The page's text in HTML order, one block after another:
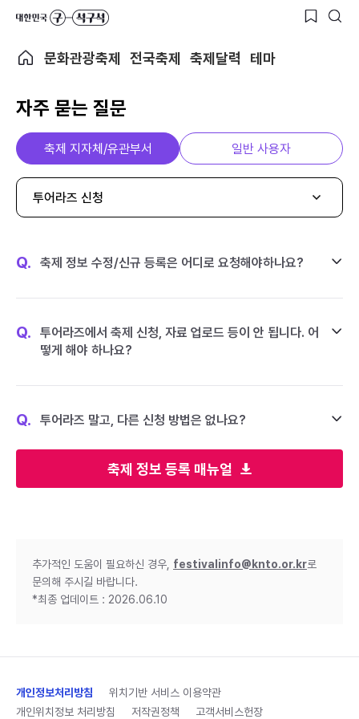
문화관광축제 전국축제 축제달력 테마
자주 묻는 질문
축제 정보 등록 매뉴얼
축제 지자체/유관부서 일반 사용자
투어라즈 신청
Q. 축제 정보 수정/신규 등록은 어디로 요청해야하나요?
Q.
투어라즈에서 축제 신청, 자료 업로드 등이 안 됩니다. 어
떻게 해야 하나요?
Q. 투어라즈 말고, 다른 신청 방법은 없나요?
추가적인 도움이 필요하신 경우, festivalinfo@knto.or.kr로
문의해 주시길 바랍니다.
*최종 업데이트 : 2026.06.10
개인정보처리방침
위치기반 서비스 이용약관
개인위치정보 처리방침
저작권정책 고객서비스헌장